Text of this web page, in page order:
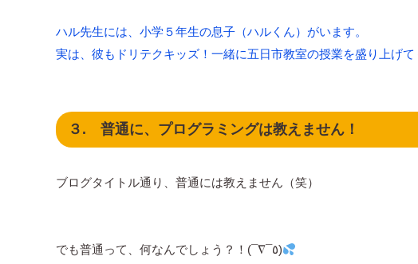
ハル先生には、小学５年生の息子（ハルくん）がいます。
実は、彼もドリテクキッズ！一緒に五日市教室の授業を盛り上げ
３. 普通に、プログラミングは教えません！
ブログタイトル通り、普通には教えません（笑）
でも普通って、何なんでしょう？！(¯∇¯٥)